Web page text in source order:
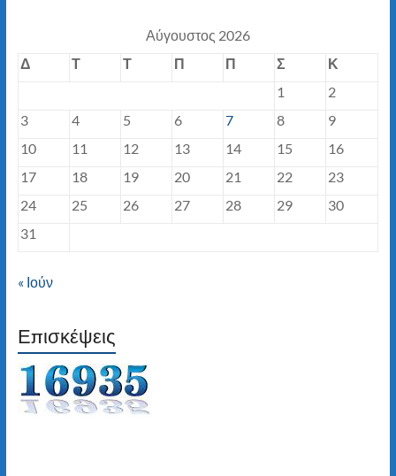
Αύγουστος 2026
Δ
Τ Τ Π Π Σ
Κ
1
2
3
4 5 6 7 8
9
10
11 12 13 14 15
16
17
18 19 20 21 22
23
24
25 26 27 28 29
30
31
« Ιούν
Επισκέψεις